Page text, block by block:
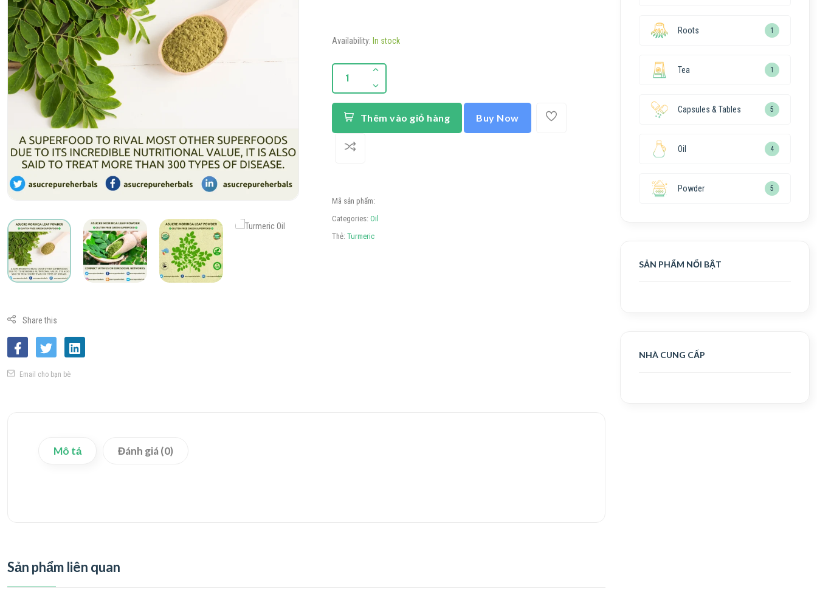
Share this
Email cho bạn bè
Availability: In stock
Thêm vào giỏ hàng Buy Now
Mã sản phẩm:
Categories: Oil
Thẻ: Turmeric
Mô tả Đánh giá (0)
Sản phẩm liên quan
Roots 1
Tea 1
Capsules & Tables 5
Oil 4
Powder 5
SẢN PHẨM NỔI BẬT
NHÀ CUNG CẤP